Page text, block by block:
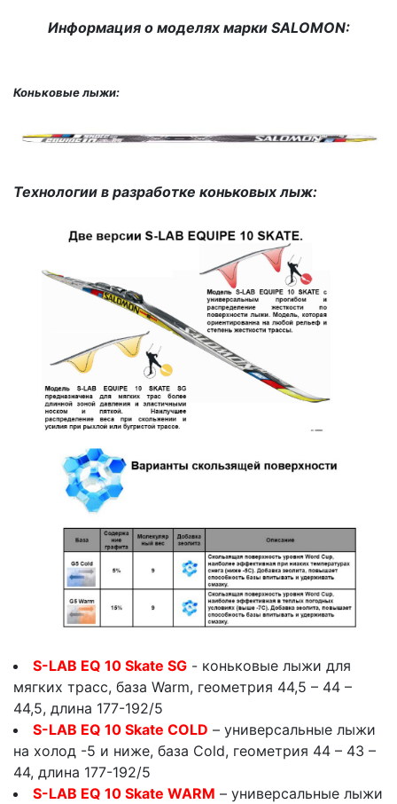
Информация о моделях марки SALOMON:
Коньковые лыжи:
Технологии в разработке коньковых лыж:
S-LAB EQ 10 Skate SG - коньковые лыжи для
мягких трасс, база Warm, геометрия 44,5 – 44 –
44,5, длина 177-192/5
S-LAB EQ 10 Skate COLD – универсальные лыжи
на холод -5 и ниже, база Cold, геометрия 44 – 43 –
44, длина 177-192/5
S-LAB EQ 10 Skate WARM – универсальные лыжи